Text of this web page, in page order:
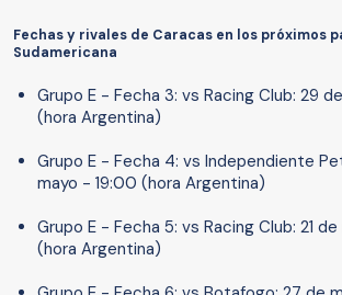
Fechas y rivales de Caracas en los próximos
Sudamericana
Grupo E - Fecha 3: vs Racing Club: 29
(hora Argentina)
Grupo E - Fecha 4: vs Independiente
mayo - 19:00 (hora Argentina)
Grupo E - Fecha 5: vs Racing Club: 21
(hora Argentina)